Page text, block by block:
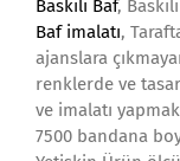
Baskılı Baf,
Baf imalatı,
ajanslara
renklerde ve
ve imalatı
7500 bandana